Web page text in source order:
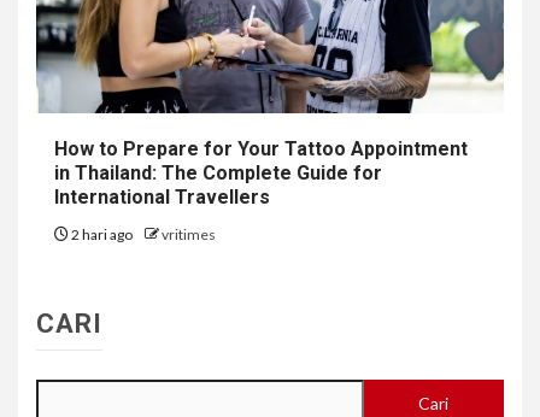
How to Prepare for Your Tattoo Appointment
in Thailand: The Complete Guide for
International Travellers
2 hari ago vritimes
CARI
Cari